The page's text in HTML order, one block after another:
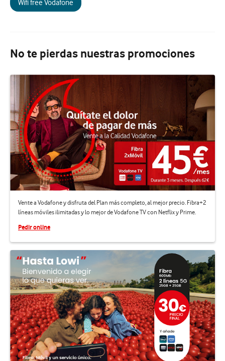
Wifi free Vodafone
No te pierdas nuestras promociones
Vente a Vodafone y disfruta del Plan más completo, al mejor precio. Fibra+2
líneas móviles ilimitadas y lo mejor de Vodafone TV con Netflix y Prime.
Pedir online